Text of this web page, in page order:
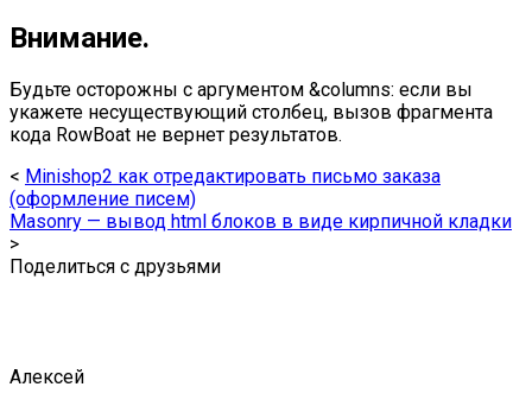
Внимание.
Будьте осторожны с аргументом &columns: если вы
укажете несуществующий столбец, вызов фрагмента
кода RowBoat не вернет результатов.
< Minishop2 как отредактировать письмо заказа
(оформление писем)
Masonry — вывод html блоков в виде кирпичной кладки
>
Поделиться с друзьями
Алексей